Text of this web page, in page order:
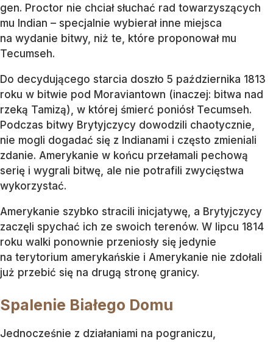
gen. Proctor nie chciał słuchać rad towarzyszących
mu Indian ­­– specjalnie wybierał inne miejsca
na wydanie bitwy, niż te, które proponował mu
Tecumseh.
Do decydującego starcia doszło 5 października 1813
roku w bitwie pod Moraviantown (inaczej: bitwa nad
rzeką Tamizą), w której śmierć poniósł Tecumseh.
Podczas bitwy Brytyjczycy dowodzili chaotycznie,
nie mogli dogadać się z Indianami i często zmieniali
zdanie. Amerykanie w końcu przełamali pechową
serię i wygrali bitwę, ale nie potrafili zwycięstwa
wykorzystać.
Amerykanie szybko stracili inicjatywę, a Brytyjczycy
zaczęli spychać ich ze swoich terenów. W lipcu 1814
roku walki ponownie przeniosły się jedynie
na terytorium amerykańskie i Amerykanie nie zdołali
już przebić się na drugą stronę granicy.
Spalenie Białego Domu
Jednocześnie z działaniami na pograniczu,